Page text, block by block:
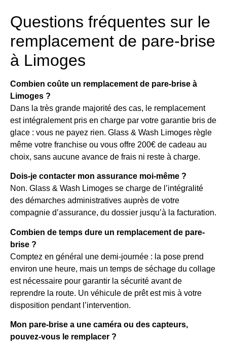
Questions fréquentes sur le
remplacement de pare-brise
à Limoges
Combien coûte un remplacement de pare-brise à
Limoges ?
Dans la très grande majorité des cas, le remplacement
est intégralement pris en charge par votre garantie bris de
glace : vous ne payez rien. Glass & Wash Limoges règle
même votre franchise ou vous offre 200€ de cadeau au
choix, sans aucune avance de frais ni reste à charge.
Dois-je contacter mon assurance moi-même ?
Non. Glass & Wash Limoges se charge de l’intégralité
des démarches administratives auprès de votre
compagnie d’assurance, du dossier jusqu’à la facturation.
Combien de temps dure un remplacement de pare-
brise ?
Comptez en général une demi-journée : la pose prend
environ une heure, mais un temps de séchage du collage
est nécessaire pour garantir la sécurité avant de
reprendre la route. Un véhicule de prêt est mis à votre
disposition pendant l’intervention.
Mon pare-brise a une caméra ou des capteurs,
pouvez-vous le remplacer ?